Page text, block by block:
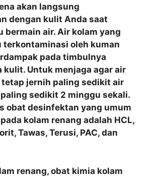
akan langsung
dengan kulit Anda saat
bermain air. Air kolam yang
terkontaminasi oleh kuman
pada timbulnya
kulit. Untuk menjaga agar air
tetap jernih paling sedikit air
sedikit 2 minggu sekali.
obat desinfektan yang umum
kolam renang adalah HCL,
Tawas, Terusi, PAC, dan
renang, obat kimia kolam